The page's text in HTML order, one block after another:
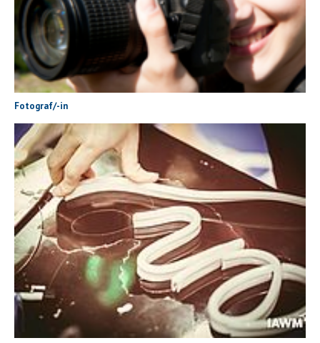
Fotograf/-in